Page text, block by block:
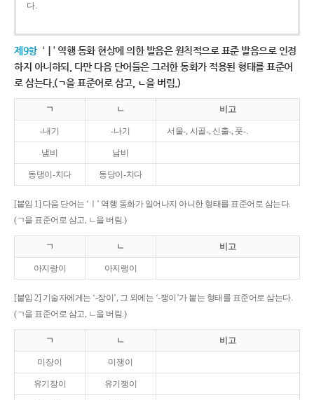
다.
제9항 ‘ㅣ’ 역행 동화 현상에 의한 발음은 원칙적으로 표준 발음으로 인정
하지 아니하되, 다만 다음 단어들은 그러한 동화가 적용된 형태를 표준어
로 삼는다.(ㄱ을 표준어로 삼고, ㄴ을 버림.)
ㄱ ㄴ 비고
-내기 -나기 서울-, 시골-, 신출-, 풋-.
냄비 남비
동댕이-치다 동당이-치다
[붙임 1] 다음 단어는 ‘ㅣ’ 역행 동화가 일어나지 아니한 형태를 표준어로 삼는다.
(ㄱ을 표준어로 삼고, ㄴ을 버림.)
ㄱ ㄴ 비고
아지랑이 아지랭이
[붙임 2] 기술자에게는 ‘-장이’, 그 외에는 ‘-쟁이’가 붙는 형태를 표준어로 삼는다.
(ㄱ을 표준어로 삼고, ㄴ을 버림.)
ㄱ ㄴ 비고
미장이 미쟁이
유기장이 유기쟁이